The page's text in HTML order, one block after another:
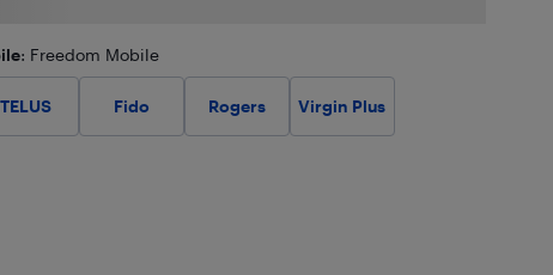
: Freedom Mobile
TELUS Fido Rogers Virgin Plus